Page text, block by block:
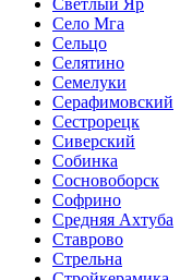
Село Мга
Сельцо
Селятино
Семелуки
Серафимовский
Сестрорецк
Сиверский
Собинка
Сосновоборск
Софрино
Средняя Ахтуба
Ставрово
Стрельна